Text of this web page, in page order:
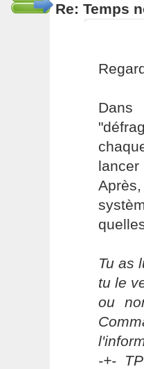
Re: Temps
lancer
Tu as
tu le
ou
-+-